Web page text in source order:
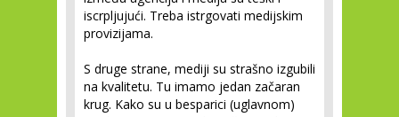
iscrpljujući. Treba istrgovati medijskim
provizijama.
S druge strane, mediji su strašno izgubili
na kvalitetu. Tu imamo jedan začaran
krug. Kako su u besparici (uglavnom)